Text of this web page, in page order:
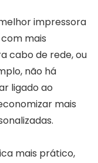
impressora
mais
cabo de rede, ou
não há
ligado ao
mais
mais prático,